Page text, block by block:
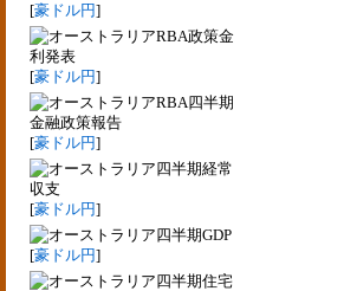
[豪ドル円]
RBA政策金
利発表
[豪ドル円]
RBA四半期
金融政策報告
[豪ドル円]
四半期経常
収支
[豪ドル円]
四半期GDP
[豪ドル円]
四半期住宅